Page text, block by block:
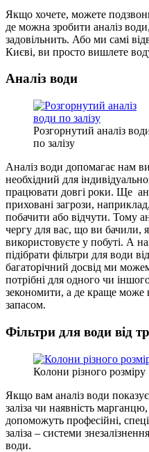
Якщо хочете, можете
де можна зробити аналіз
задовільнить. Або ми самі
Києві, ви просто вишлете
Аналіз води
Розгорнутий аналіз
по залізу
Аналіз води допомагає нам
необхідний для
працювати довгі роки. Ще
приховані загрози,
побачити або відчути. Тому
чергу для вас, що ви бачили,
використовуєте у побуті. А
підібрати фільтри для води
багаторічний досвід ми
потрібні для одного чи
зекономити, а де краще може
запасом.
Фільтри для води від
Колони різного розміру
Якщо вам аналіз води
заліза чи наявність
допоможуть професійні,
заліза – системи
води.